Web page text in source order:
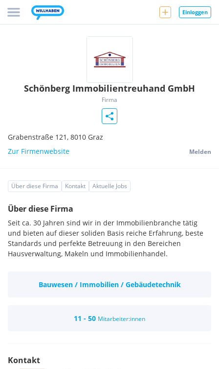
Einloggen
Schönberg Immobilientreuhand GmbH
Firma
Grabenstraße 121, 8010 Graz
Zur Firmenwebsite
Melden
Über diese Firma Kontakt Aktuelle Jobs
Über diese Firma
Seit ca. 30 Jahren sind wir in der Immobilienbranche tätig
und bieten auf dieser soliden Basis reiche Erfahrung, beste
Standards und perfekte Betreuung in den Bereichen
Hausverwaltung, Makeln und Immobilienhandel.
Bauwesen / Immobilien / Gebäudetechnik
11 - 50 Mitarbeiter:innen
Kontakt